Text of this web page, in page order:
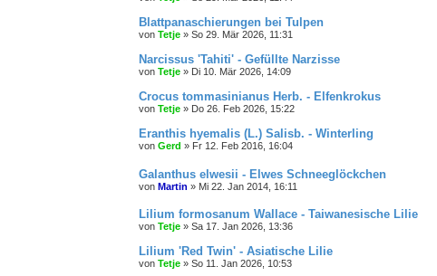
Blattpanaschierungen bei Tulpen
von Tetje » So 29. Mär 2026, 11:31
Narcissus 'Tahiti' - Gefüllte Narzisse
von Tetje » Di 10. Mär 2026, 14:09
Crocus tommasinianus Herb. - Elfenkrokus
von Tetje » Do 26. Feb 2026, 15:22
Eranthis hyemalis (L.) Salisb. - Winterling
von Gerd » Fr 12. Feb 2016, 16:04
Galanthus elwesii - Elwes Schneeglöckchen
von Martin » Mi 22. Jan 2014, 16:11
Lilium formosanum Wallace - Taiwanesische Lilie
von Tetje » Sa 17. Jan 2026, 13:36
Lilium 'Red Twin' - Asiatische Lilie
von Tetje » So 11. Jan 2026, 10:53